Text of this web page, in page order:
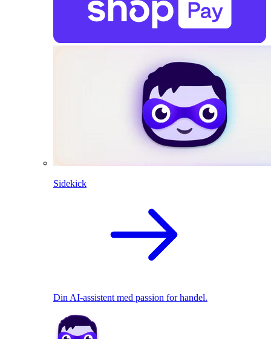
Sidekick
Din AI-assistent med passion for handel.